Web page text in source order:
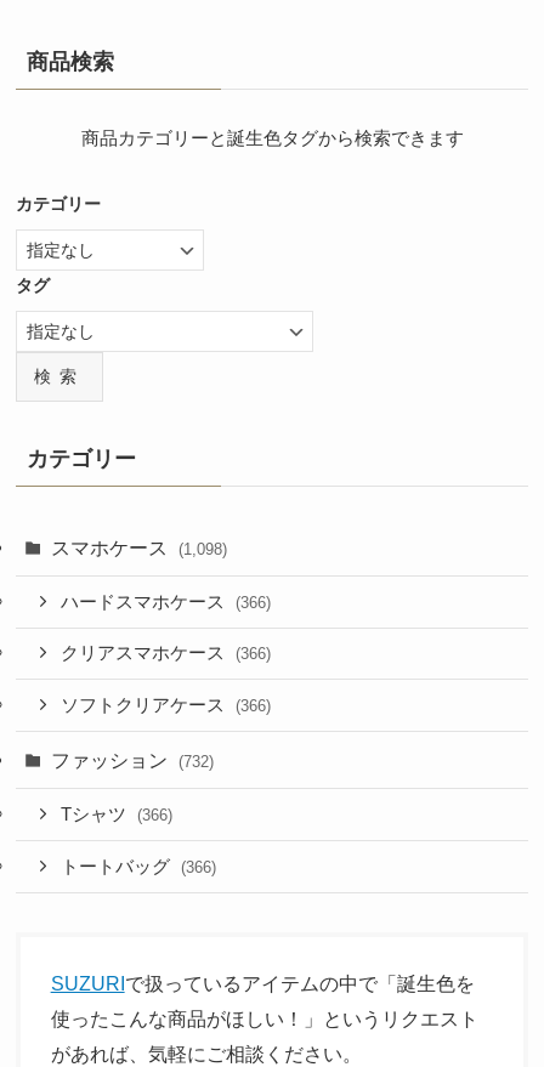
商品検索
商品カテゴリーと誕生色タグから検索できます
カテゴリー
タグ
検索
カテゴリー
スマホケース (1,098)
ハードスマホケース (366)
クリアスマホケース (366)
ソフトクリアケース (366)
ファッション (732)
Tシャツ (366)
トートバッグ (366)
SUZURIで扱っているアイテムの中で「誕生色を
使ったこんな商品がほしい！」というリクエスト
があれば、気軽にご相談ください。